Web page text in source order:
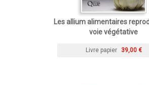
Les allium alimentaires
voie végétative
Livre papier 39,00 €